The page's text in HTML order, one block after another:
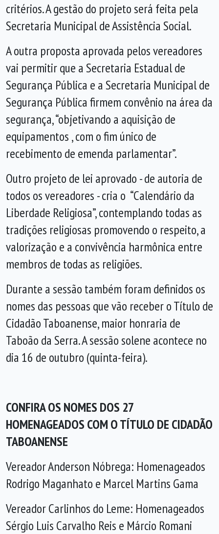
critérios. A gestão do projeto será feita pela
Secretaria Municipal de Assistência Social.
A outra proposta aprovada pelos vereadores
vai permitir que a Secretaria Estadual de
Segurança Pública e a Secretaria Municipal de
Segurança Pública firmem convênio na área da
segurança, “objetivando a aquisição de
equipamentos , com o fim único de
recebimento de emenda parlamentar”.
Outro projeto de lei aprovado - de autoria de
todos os vereadores - cria o “Calendário da
Liberdade Religiosa”, contemplando todas as
tradições religiosas promovendo o respeito, a
valorização e a convivência harmônica entre
membros de todas as religiões.
Durante a sessão também foram definidos os
nomes das pessoas que vão receber o Título de
Cidadão Taboanense, maior honraria de
Taboão da Serra. A sessão solene acontece no
dia 16 de outubro (quinta-feira).
CONFIRA OS NOMES DOS 27
HOMENAGEADOS COM O TÍTULO DE CIDADÃO
TABOANENSE
Vereador Anderson Nóbrega: Homenageados
Rodrigo Maganhato e Marcel Martins Gama
Vereador Carlinhos do Leme: Homenageados
Sérgio Luis Carvalho Reis e Márcio Romani